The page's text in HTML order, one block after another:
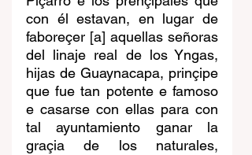
con él estavan, en lugar de
faboreçer [a] aquellas señoras
del linaje real de los Yngas,
hijas de Guaynacapa, prinçipe
que fue tan potente e famoso
e casarse con ellas para con
tal ayuntamiento ganar la
graçia de los naturales,